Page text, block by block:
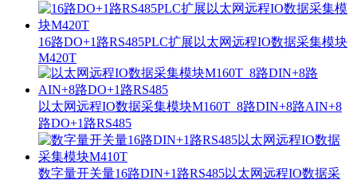
16路DO+1路RS485PLC扩展以太网远程IO数据采集模块
M420T
以太网远程IO数据采集模块M160T_8路DIN+8路AIN+8
路DO+1路RS485
数字量开关量16路DIN+1路RS485以太网远程IO数据采